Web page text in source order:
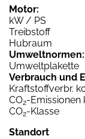
Motor:
kW / PS
Treibstoff
Hubraum
Umweltnormen:
Umweltplakette
Verbrauch und
Kraftstoffverbr.
CO2-Emissionen
CO2-Klasse
Standort